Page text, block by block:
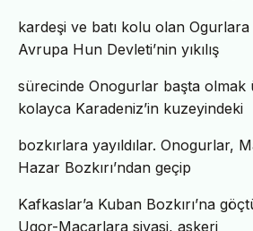
kardeşi ve batı kolu olan
Avrupa Hun Devleti’nin yıkılış
sürecinde Onogurlar başta olmak
kolayca Karadeniz’in kuzeyindeki
bozkırlara yayıldılar. Onogurlar,
Hazar Bozkırı’ndan geçip
Kafkaslar’a Kuban Bozkırı’na
Ugor-Macarlara siyasi, askeri